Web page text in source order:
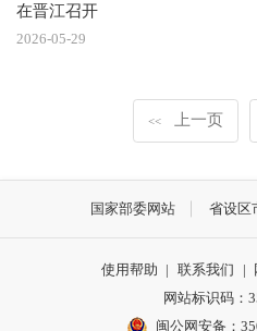
在晋江召开
2026-05-29
<< 上一页
国家部委网站 省设区
使用帮助 | 联系我们 |
网站标识码：
闽公网安备：